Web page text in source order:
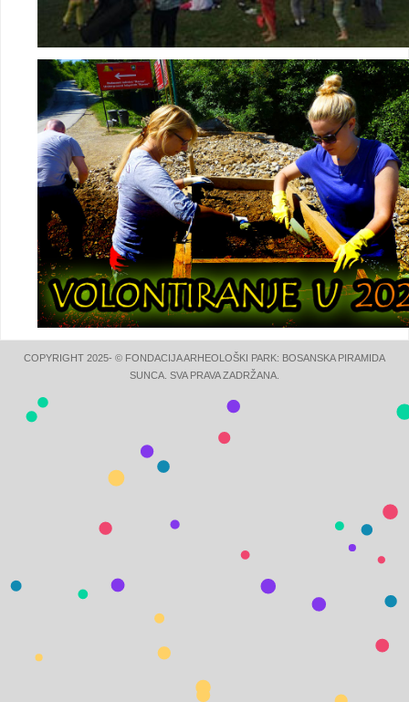
COPYRIGHT 2025- © FONDACIJA ARHEOLOŠKI PARK: BOSANSKA PIRAMIDA
SUNCA. SVA PRAVA ZADRŽANA.